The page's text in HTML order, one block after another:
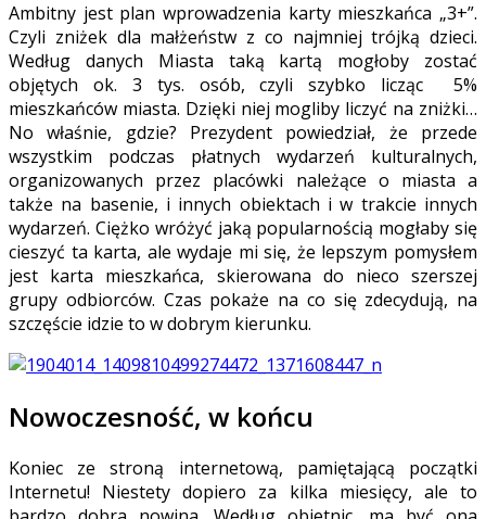
Ambitny jest plan wprowadzenia karty mieszkańca „3+”.
Czyli zniżek dla małżeństw z co najmniej trójką dzieci.
Według danych Miasta taką kartą mogłoby zostać
objętych ok. 3 tys. osób, czyli szybko licząc 5%
mieszkańców miasta. Dzięki niej mogliby liczyć na zniżki…
No właśnie, gdzie? Prezydent powiedział, że przede
wszystkim podczas płatnych wydarzeń kulturalnych,
organizowanych przez placówki należące o miasta a
także na basenie, i innych obiektach i w trakcie innych
wydarzeń. Ciężko wróżyć jaką popularnością mogłaby się
cieszyć ta karta, ale wydaje mi się, że lepszym pomysłem
jest karta mieszkańca, skierowana do nieco szerszej
grupy odbiorców. Czas pokaże na co się zdecydują, na
szczęście idzie to w dobrym kierunku.
Nowoczesność, w końcu
Koniec ze stroną internetową, pamiętającą początki
Internetu! Niestety dopiero za kilka miesięcy, ale to